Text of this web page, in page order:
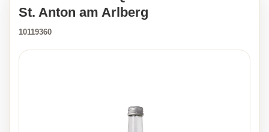
St. Anton am Arlberg
10119360